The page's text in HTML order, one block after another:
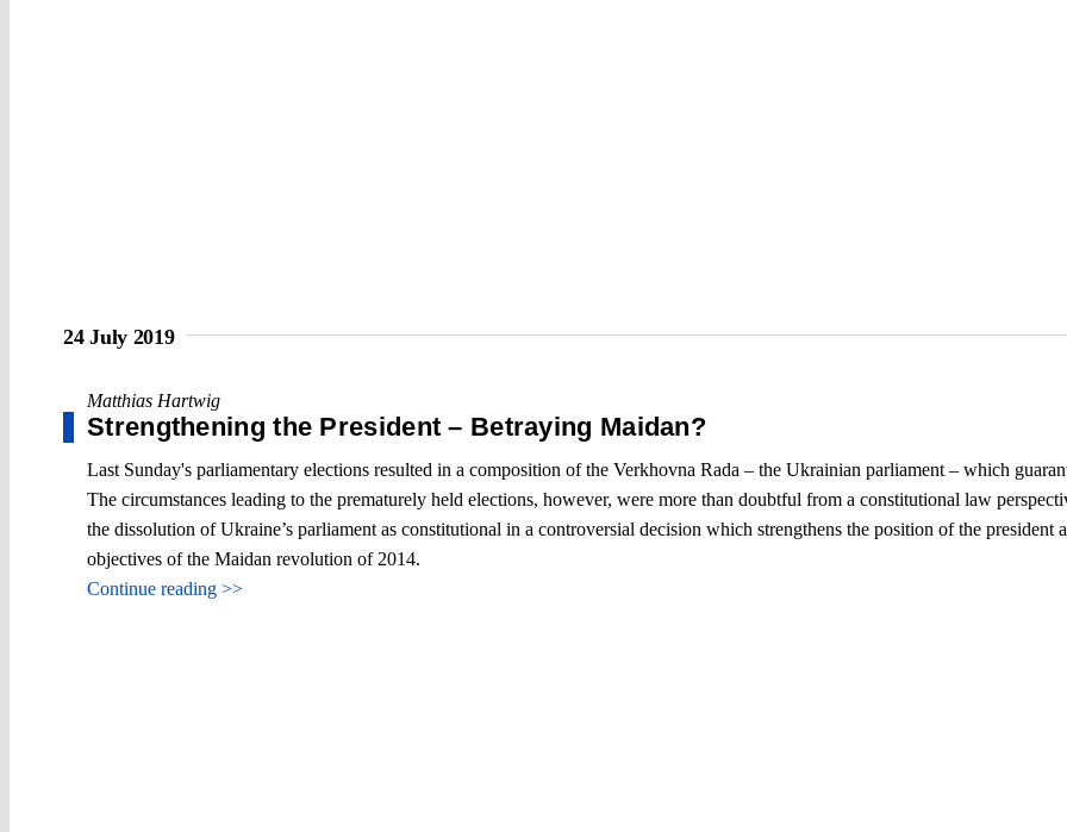
24 July 2019
Matthias Hartwig
Strengthening the President – Betraying Maidan?
Last Sunday's parliamentary elections resulted in a composition of the Verkhovna Rada – the Ukrainian parliament – which
The circumstances leading to the prematurely held elections, however, were more than doubtful from a constitutional law
the dissolution of Ukraine’s parliament as constitutional in a controversial decision which strengthens the position of the president
objectives of the Maidan revolution of 2014.
Continue reading >>